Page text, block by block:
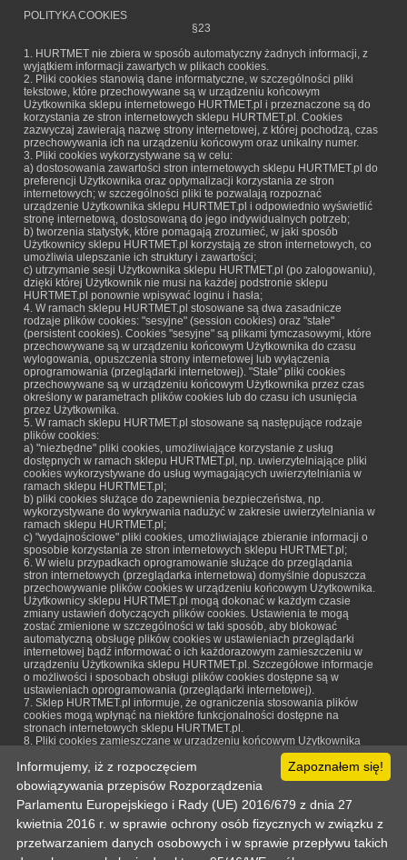
POLITYKA COOKIES
§23
1. HURTMET nie zbiera w sposób automatyczny żadnych informacji, z
wyjątkiem informacji zawartych w plikach cookies.
2. Pliki cookies stanowią dane informatyczne, w szczególności pliki
tekstowe, które przechowywane są w urządzeniu końcowym
Użytkownika sklepu internetowego HURTMET.pl i przeznaczone są do
korzystania ze stron internetowych sklepu HURTMET.pl. Cookies
zazwyczaj zawierają nazwę strony internetowej, z której pochodzą, czas
przechowywania ich na urządzeniu końcowym oraz unikalny numer.
3. Pliki cookies wykorzystywane są w celu:
a) dostosowania zawartości stron internetowych sklepu HURTMET.pl do
preferencji Użytkownika oraz optymalizacji korzystania ze stron
internetowych; w szczególności pliki te pozwalają rozpoznać
urządzenie Użytkownika sklepu HURTMET.pl i odpowiednio wyświetlić
stronę internetową, dostosowaną do jego indywidualnych potrzeb;
b) tworzenia statystyk, które pomagają zrozumieć, w jaki sposób
Użytkownicy sklepu HURTMET.pl korzystają ze stron internetowych, co
umożliwia ulepszanie ich struktury i zawartości;
c) utrzymanie sesji Użytkownika sklepu HURTMET.pl (po zalogowaniu),
dzięki której Użytkownik nie musi na każdej podstronie sklepu
HURTMET.pl ponownie wpisywać loginu i hasła;
4. W ramach sklepu HURTMET.pl stosowane są dwa zasadnicze
rodzaje plików cookies: "sesyjne" (session cookies) oraz "stałe"
(persistent cookies). Cookies "sesyjne" są plikami tymczasowymi, które
przechowywane są w urządzeniu końcowym Użytkownika do czasu
wylogowania, opuszczenia strony internetowej lub wyłączenia
oprogramowania (przeglądarki internetowej). "Stałe" pliki cookies
przechowywane są w urządzeniu końcowym Użytkownika przez czas
określony w parametrach plików cookies lub do czasu ich usunięcia
przez Użytkownika.
5. W ramach sklepu HURTMET.pl stosowane są następujące rodzaje
plików cookies:
a) "niezbędne" pliki cookies, umożliwiające korzystanie z usług
dostępnych w ramach sklepu HURTMET.pl, np. uwierzytelniające pliki
cookies wykorzystywane do usług wymagających uwierzytelniania w
ramach sklepu HURTMET.pl;
b) pliki cookies służące do zapewnienia bezpieczeństwa, np.
wykorzystywane do wykrywania nadużyć w zakresie uwierzytelniania w
ramach sklepu HURTMET.pl;
c) "wydajnościowe" pliki cookies, umożliwiające zbieranie informacji o
sposobie korzystania ze stron internetowych sklepu HURTMET.pl;
6. W wielu przypadkach oprogramowanie służące do przeglądania
stron internetowych (przeglądarka internetowa) domyślnie dopuszcza
przechowywanie plików cookies w urządzeniu końcowym Użytkownika.
Użytkownicy sklepu HURTMET.pl mogą dokonać w każdym czasie
zmiany ustawień dotyczących plików cookies. Ustawienia te mogą
zostać zmienione w szczególności w taki sposób, aby blokować
automatyczną obsługę plików cookies w ustawieniach przeglądarki
internetowej bądź informować o ich każdorazowym zamieszczeniu w
urządzeniu Użytkownika sklepu HURTMET.pl. Szczegółowe informacje
o możliwości i sposobach obsługi plików cookies dostępne są w
ustawieniach oprogramowania (przeglądarki internetowej).
7. Sklep HURTMET.pl informuje, że ograniczenia stosowania plików
cookies mogą wpłynąć na niektóre funkcjonalności dostępne na
stronach internetowych sklepu HURTMET.pl.
8. Pliki cookies zamieszczane w urządzeniu końcowym Użytkownika
sklepu HURTMET.pl wykorzystywane mogą być również przez
współpracujących ze sklepem partnerów.
Informacje techniczne Politka prywatności
Kontakt
Zaloguj Zarejestruj Mój koszyk
Copyright © 2003-2026 by :: HURTMET.PL :: Wszelkie prawa zastrzeżone
Zapoznałem się!
Informujemy, iż z rozpoczęciem
obowiązywania przepisów Rozporządzenia
Parlamentu Europejskiego i Rady (UE) 2016/679 z dnia 27
kwietnia 2016 r. w sprawie ochrony osób fizycznych w związku z
przetwarzaniem danych osobowych i w sprawie przepływu takich